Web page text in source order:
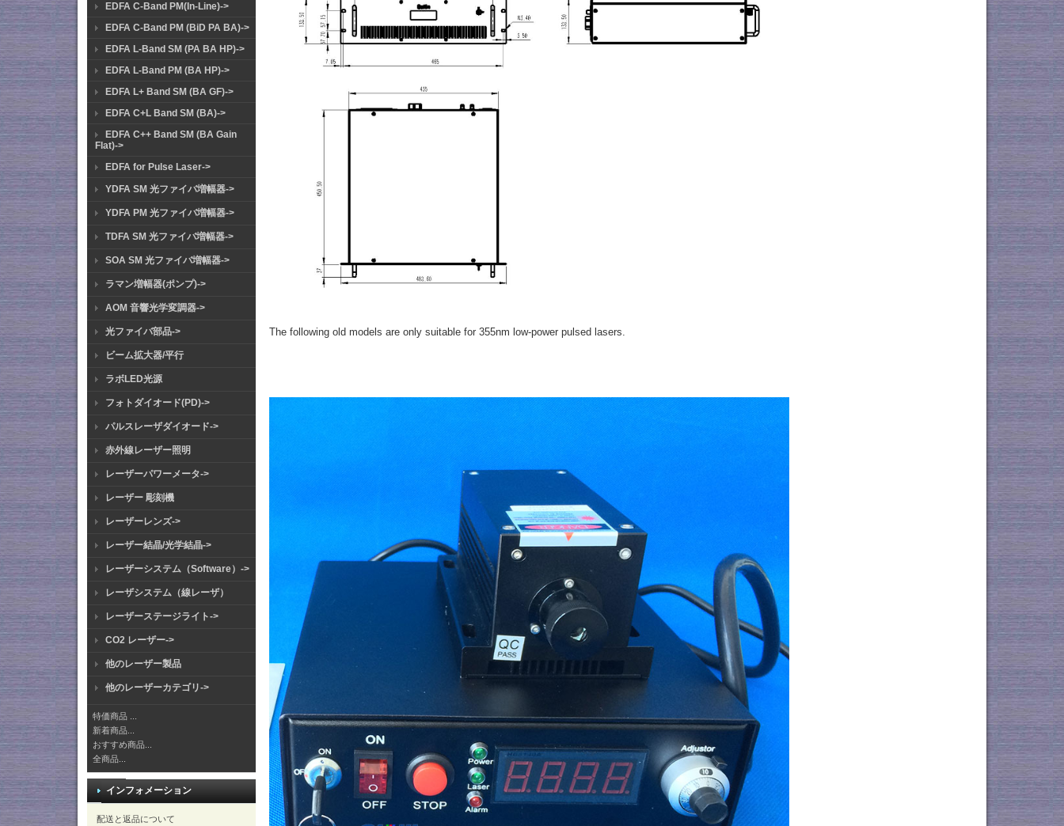
EDFA C-Band PM(In-Line)->
EDFA C-Band PM (BiD PA BA)->
EDFA L-Band SM (PA BA HP)->
EDFA L-Band PM (BA HP)->
EDFA L+ Band SM (BA GF)->
EDFA C+L Band SM (BA)->
EDFA C++ Band SM (BA Gain
Flat)->
EDFA for Pulse Laser->
YDFA SM 光ファイバ増幅器->
YDFA PM 光ファイバ増幅器->
TDFA SM 光ファイバ増幅器->
SOA SM 光ファイバ増幅器->
ラマン増幅器(ポンプ)->
AOM 音響光学変調器->
光ファイバ部品->
ビーム拡大器/平行
ラボLED光源
フォトダイオード(PD)->
パルスレーザダイオード->
赤外線レーザー照明
レーザーパワーメータ->
レーザー 彫刻機
レーザーレンズ->
レーザー結晶/光学結晶->
レーザーシステム（Software）->
レーザシステム（線レーザ）
レーザーステージライト->
CO2 レーザー->
他のレーザー製品
他のレーザーカテゴリ->
特価商品 ...
新着商品...
おすすめ商品...
全商品...
インフォメーション
配送と返品について
The following old models are only suitable for 355nm low-power pulsed lasers.